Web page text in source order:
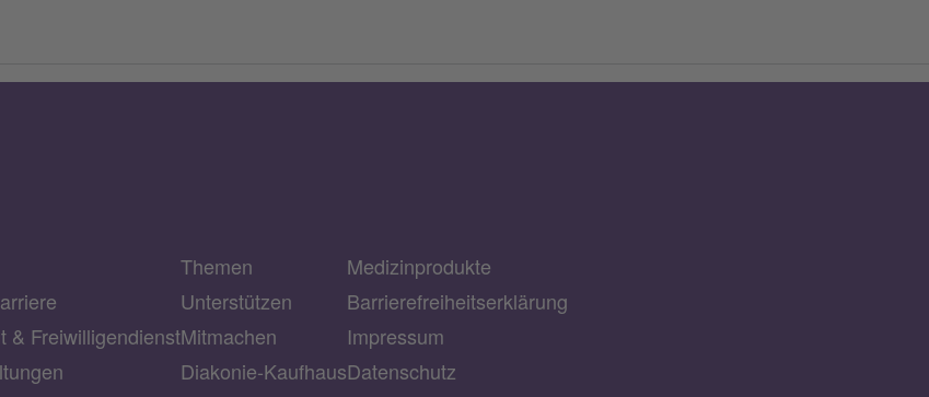
& Freiwilligendienst
Themen
Unterstützen
Mitmachen
Diakonie-Kaufhaus
Medizinprodukte
Barrierefreiheitserklärung
Impressum
Datenschutz